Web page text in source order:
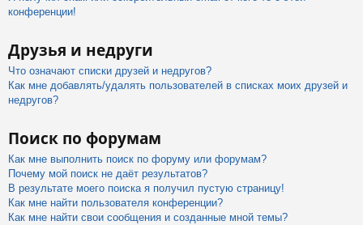
конференции!
Друзья и недруги
Что означают списки друзей и недругов?
Как мне добавлять/удалять пользователей в списках моих друзей и
недругов?
Поиск по форумам
Как мне выполнить поиск по форуму или форумам?
Почему мой поиск не даёт результатов?
В результате моего поиска я получил пустую страницу!
Как мне найти пользователя конференции?
Как мне найти свои сообщения и созданные мной темы?